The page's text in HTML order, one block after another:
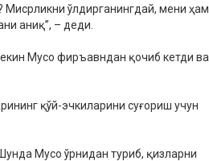
ўлдирганингдай, мени ҳам
аниқ”, – деди.
Мусо фиръавндан қочиб кетди ва
қўй-эчкиларини суғориш учун
Мусо ўрнидан туриб, қизларни